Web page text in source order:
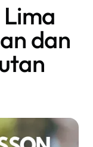
dan